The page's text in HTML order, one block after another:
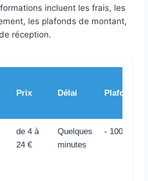
incluent les frais, les
les plafonds de montant,
réception.
Prix Délai Plafond
de 4 à
24 €
Quelques
minutes
- 1000 €